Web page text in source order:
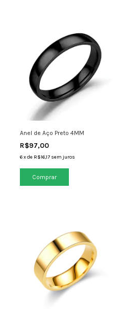
Anel de Aço Preto 4MM
R$97,00
6 xde R$16,17 sem juros
Comprar